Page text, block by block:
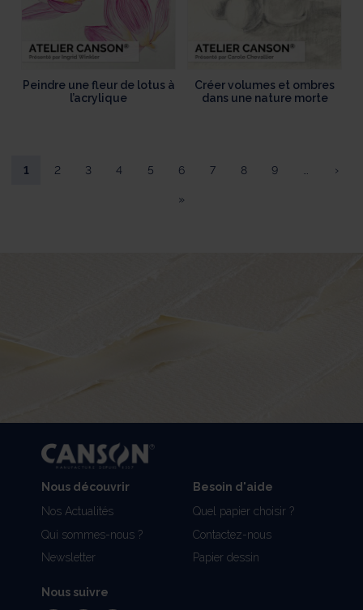
Peindre une fleur de lotus à
l’acrylique
Créer volumes et ombres
dans une nature morte
1 2 3 4 5 6 7 8 9 ›
»
Nous découvrir
Nos Actualités
Qui sommes-nous ?
Newsletter
Besoin d'aide
Quel papier choisir ?
Contactez-nous
Papier dessin
Nous suivre